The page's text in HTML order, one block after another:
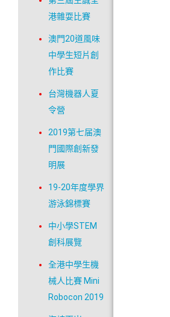
港雜耍比賽
澳門20道風味
中學生短片創
作比賽
台灣機器人夏
令營
2019第七届澳
門國際創新發
明展
19-20年度學界
游泳錦標賽
中小學STEM
創科展覽
全港中學生機
械人比賽 Mini
Robocon 2019